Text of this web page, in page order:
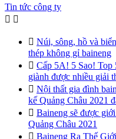
Tin tức công ty
 
 Núi, sông, hồ và
thép không gỉ baineng
 Cấp 5A! 5 Sao! Top
giành được nhiều giải
 Nội thất gia đình
kế Quảng Châu 2021
 Baineng sẽ được
Quảng Châu 2021
 Baineng Ra Thế